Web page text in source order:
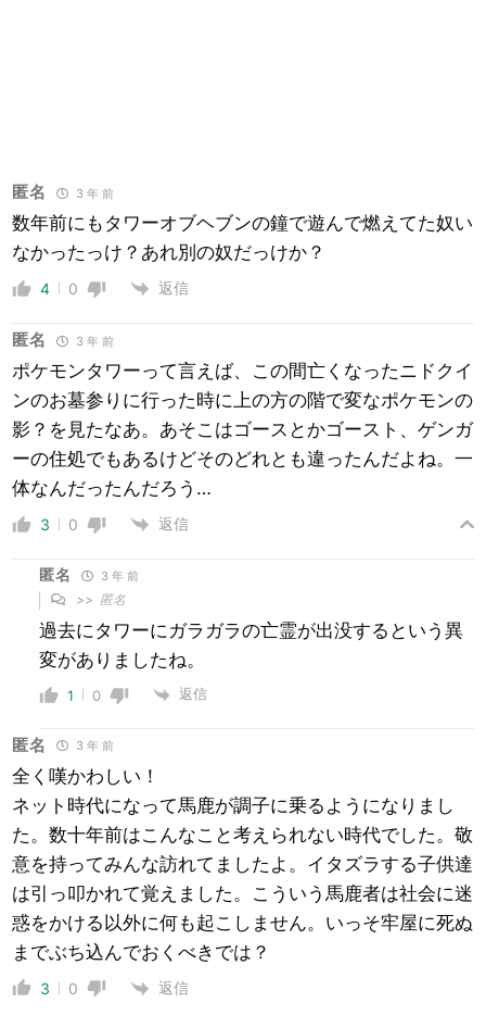
匿名 3 年 前
数年前にもタワーオブヘブンの鐘で遊んで燃えてた奴い
なかったっけ？あれ別の奴だっけか？
4 0 返信
匿名 3 年 前
ポケモンタワーって言えば、この間亡くなったニドクイ
ンのお墓参りに行った時に上の方の階で変なポケモンの
影？を見たなあ。あそこはゴースとかゴースト、ゲンガ
ーの住処でもあるけどそのどれとも違ったんだよね。一
体なんだったんだろう…
3 0 返信
匿名 3 年 前
>> 匿名
過去にタワーにガラガラの亡霊が出没するという異
変がありましたね。
1 0 返信
匿名 3 年 前
全く嘆かわしい！
ネット時代になって馬鹿が調子に乗るようになりまし
た。数十年前はこんなこと考えられない時代でした。敬
意を持ってみんな訪れてましたよ。イタズラする子供達
は引っ叩かれて覚えました。こういう馬鹿者は社会に迷
惑をかける以外に何も起こしません。いっそ牢屋に死ぬ
までぶち込んでおくべきでは？
3 0 返信